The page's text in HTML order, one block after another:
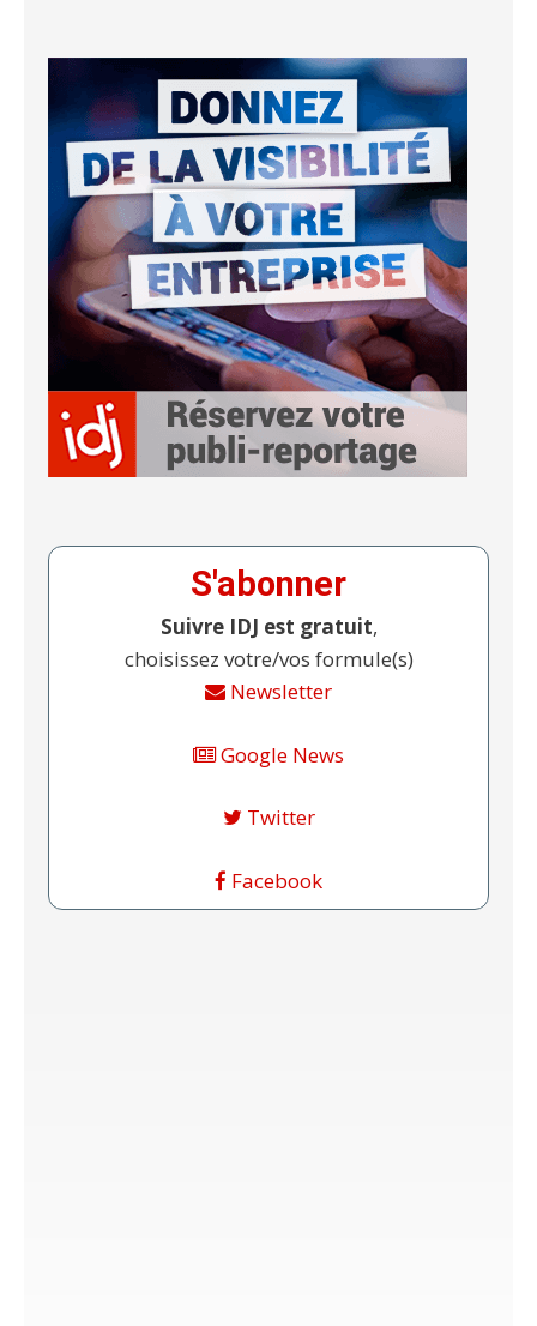
S'abonner
Suivre IDJ est gratuit,
choisissez votre/vos formule(s)
Newsletter
Google News
Twitter
Facebook